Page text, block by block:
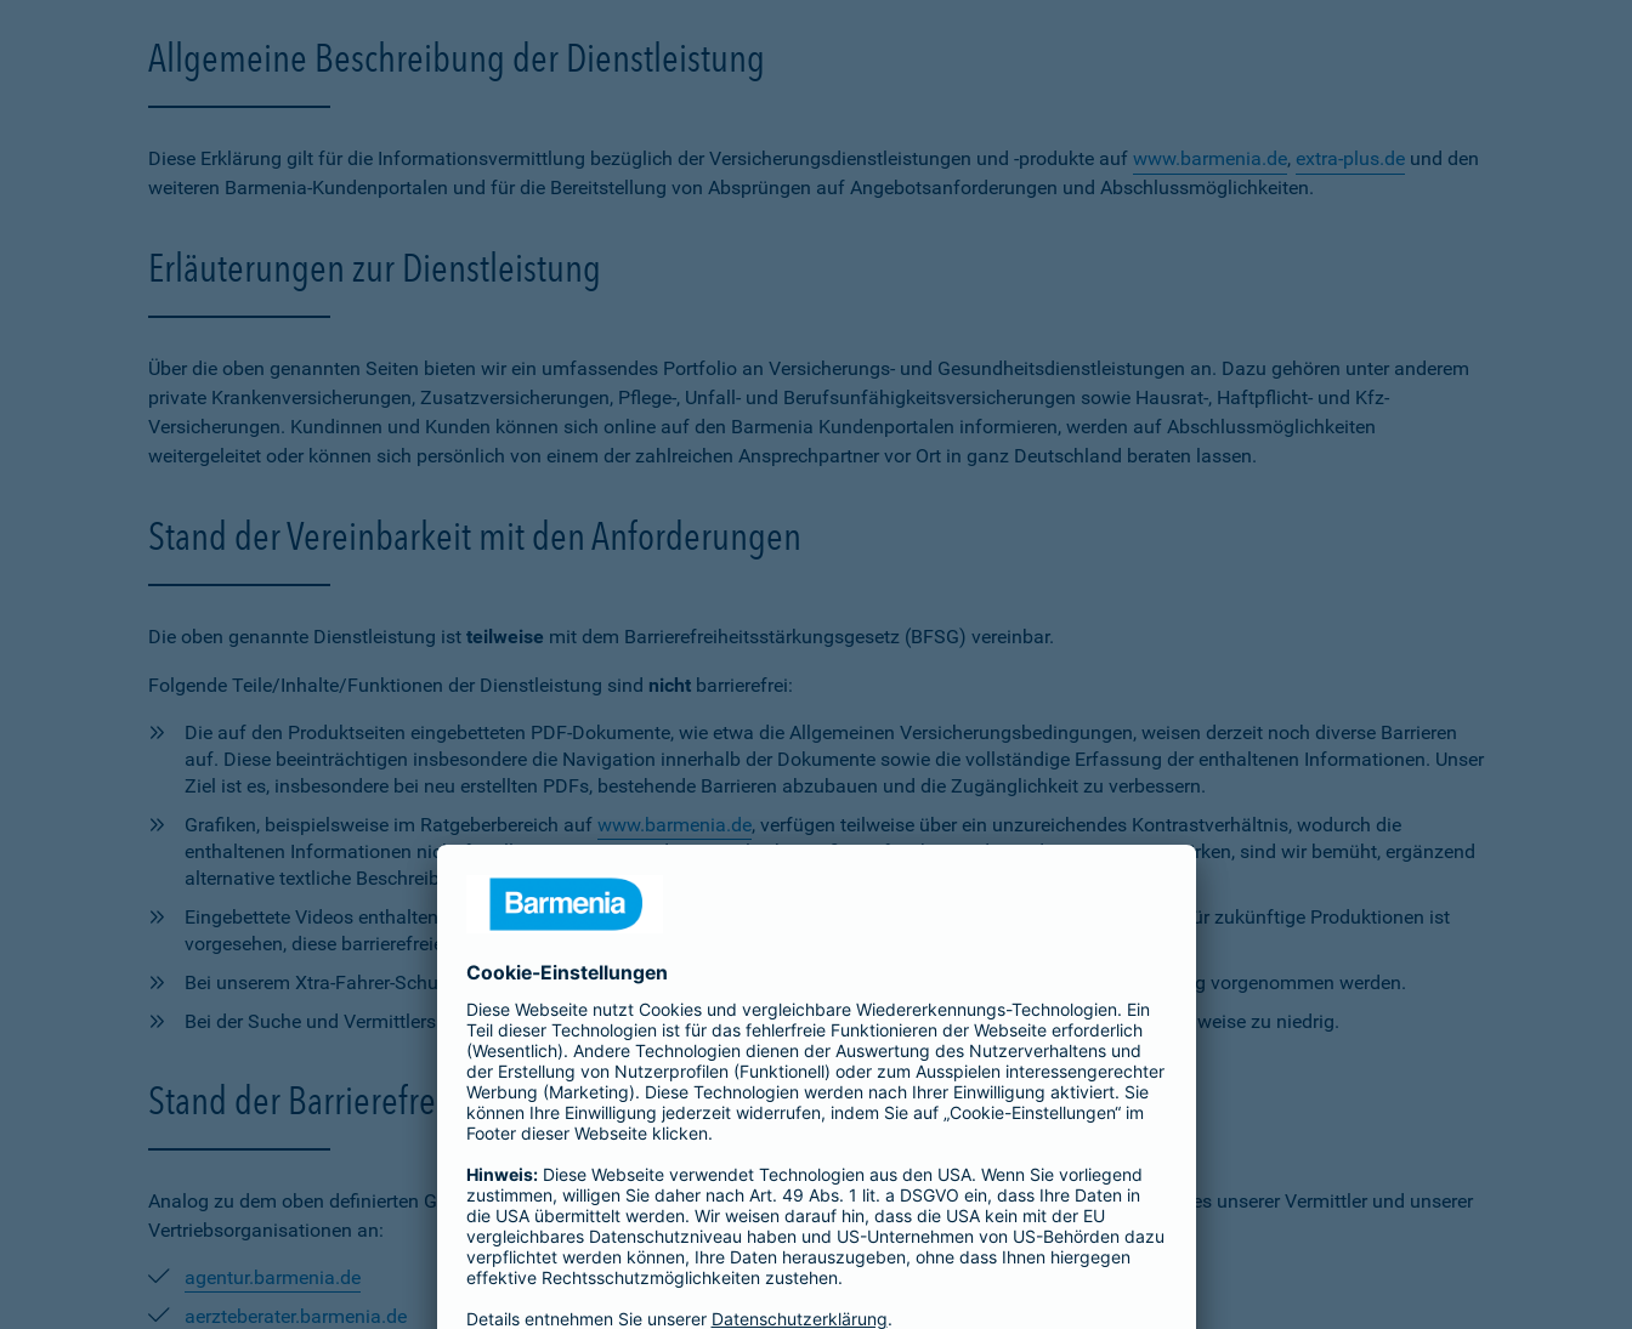
Allgemeine Beschreibung der Dienstleistung
Diese Erklärung gilt für die Informationsvermittlung bezüglich der Versicherungsdienstleistungen und -produkte auf www.barmenia.de, extra-plus.de und den
weiteren Barmenia-Kundenportalen und für die Bereitstellung von Absprüngen auf Angebotsanforderungen und Abschlussmöglichkeiten.
Erläuterungen zur Dienstleistung
Über die oben genannten Seiten bieten wir ein umfassendes Portfolio an Versicherungs- und Gesundheitsdienstleistungen an. Dazu gehören unter anderem
private Krankenversicherungen, Zusatzversicherungen, Pflege-, Unfall- und Berufsunfähigkeitsversicherungen sowie Hausrat-, Haftpflicht- und Kfz-
Versicherungen. Kundinnen und Kunden können sich online auf den Barmenia Kundenportalen informieren, werden auf Abschlussmöglichkeiten
weitergeleitet oder können sich persönlich von einem der zahlreichen Ansprechpartner vor Ort in ganz Deutschland beraten lassen.
Stand der Vereinbarkeit mit den Anforderungen
Die oben genannte Dienstleistung ist teilweise mit dem Barrierefreiheitsstärkungsgesetz (BFSG) vereinbar.
Folgende Teile/Inhalte/Funktionen der Dienstleistung sind nicht barrierefrei:
Die auf den Produktseiten eingebetteten PDF-Dokumente, wie etwa die Allgemeinen Versicherungsbedingungen, weisen derzeit noch diverse Barrieren
auf. Diese beeinträchtigen insbesondere die Navigation innerhalb der Dokumente sowie die vollständige Erfassung der enthaltenen Informationen. Unser
Ziel ist es, insbesondere bei neu erstellten PDFs, bestehende Barrieren abzubauen und die Zugänglichkeit zu verbessern.
Grafiken, beispielsweise im Ratgeberbereich auf www.barmenia.de, verfügen teilweise über ein unzureichendes Kontrastverhältnis, wodurch die
enthaltenen Informationen nicht für alle Nutzerinnen und Nutzer gleichermaßen erfassbar sind. Um dem entgegenzuwirken, sind wir bemüht, ergänzend
alternative textliche Beschreibungen zur Verfügung zu stellen.
Eingebettete Videos enthalten aktuell weder Untertitel noch Audiodeskriptionen, was ihre Zugänglichkeit einschränkt. Für zukünftige Produktionen ist
vorgesehen, diese barrierefreien Elemente bereitzustellen.
Bei unserem Xtra-Fahrer-Schutz kann die Anpassung der zu versichernden Tage momentan nicht per Tastaturbedienung vorgenommen werden.
Bei der Suche und Vermittlersuche auf barmenia.de ist das Kontrastverhältnis zwischen Schrift und Hintergrund stellenweise zu niedrig.
Stand der Barrierefreiheit auf den Vermittler-Homepages
Analog zu dem oben definierten Geltungsbereich streben wir die Umsetzung der digitalen Barrierefreiheit auf den Homepages unserer Vermittler und unserer
Vertriebsorganisationen an:
agentur.barmenia.de
aerzteberater.barmenia.de